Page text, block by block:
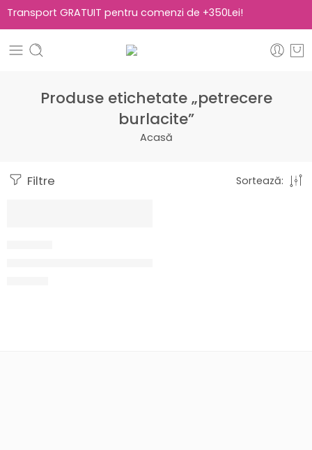
Transport GRATUIT pentru comenzi de +350Lei!
Produse etichetate „petrecere
burlacite”
Acasă
Filtre Sortează: